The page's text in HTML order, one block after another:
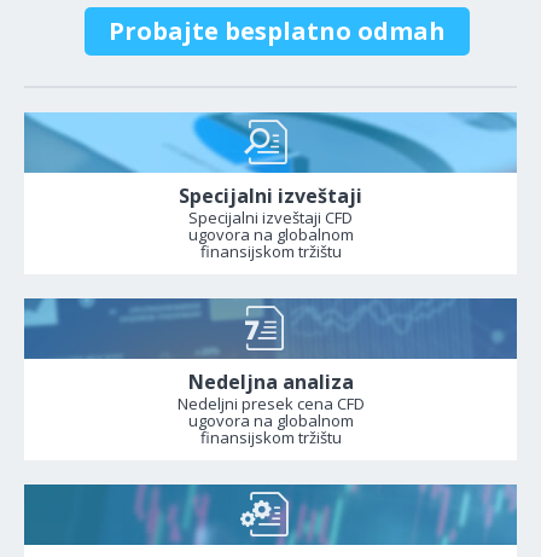
Probajte besplatno odmah
Specijalni izveštaji
Specijalni izveštaji CFD
ugovora na globalnom
finansijskom tržištu
Nedeljna analiza
Nedeljni presek cena CFD
ugovora na globalnom
finansijskom tržištu